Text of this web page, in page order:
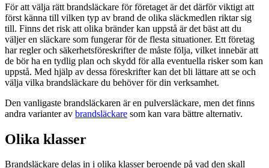
För att välja rätt brandsläckare för företaget är det därför viktigt att
först känna till vilken typ av brand de olika släckmedlen riktar sig
till. Finns det risk att olika bränder kan uppstå är det bäst att du
väljer en släckare som fungerar för de flesta situationer. Ett företag
har regler och säkerhetsföreskrifter de måste följa, vilket innebär att
de bör ha en tydlig plan och skydd för alla eventuella risker som kan
uppstå. Med hjälp av dessa föreskrifter kan det bli lättare att se och
välja vilka brandsläckare du behöver för din verksamhet.
Den vanligaste brandsläckaren är en pulversläckare, men det finns
andra varianter av brandsläckare som kan vara bättre alternativ.
Olika klasser
Brandsläckare delas in i olika klasser beroende på vad den skall